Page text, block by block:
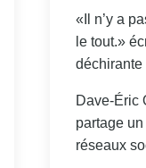
«Il n’y a
le tout.»
Dave-Éric
partage
réseaux